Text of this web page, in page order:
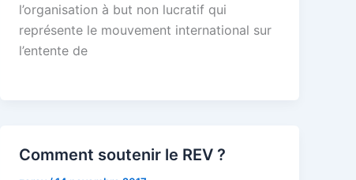
l’organisation à but non lucratif qui
représente le mouvement international sur
l’entente de
Comment soutenir le REV ?